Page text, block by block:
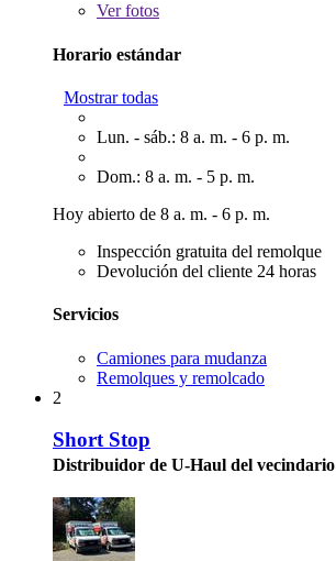
Verfotos
Horario estándar
Mostrar todas
Lun. - sáb.: 8 a. m. - 6 p. m.
Dom.: 8 a. m. - 5 p. m.
Hoy abierto de 8 a. m. - 6 p. m.
Inspección gratuita del remolque
Devolución del cliente 24 horas
Servicios
Camiones para mudanza
Remolques y remolcado
2
Short Stop
Distribuidor de U-Haul del vecindario